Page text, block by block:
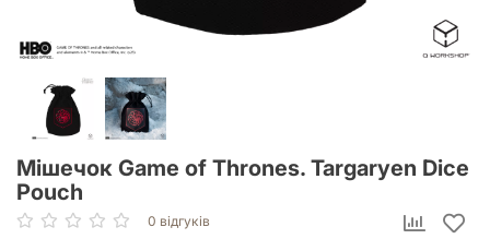
Мішечок Game of Thrones. Targaryen Dice
Pouch
0 відгуків